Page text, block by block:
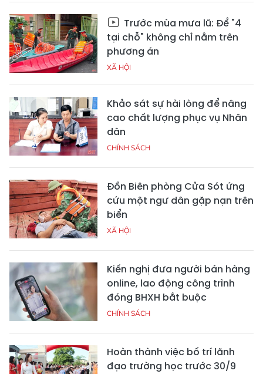
Trước mùa mưa lũ: Để "4
tại chỗ" không chỉ nằm trên
phương án
XÃ HỘI
Khảo sát sự hài lòng để nâng
cao chất lượng phục vụ Nhân
dân
CHÍNH SÁCH
Đồn Biên phòng Cửa Sót ứng
cứu một ngư dân gặp nạn trên
biển
XÃ HỘI
Kiến nghị đưa người bán hàng
online, lao động công trình
đóng BHXH bắt buộc
CHÍNH SÁCH
Hoàn thành việc bố trí lãnh
đạo trường học trước 30/9